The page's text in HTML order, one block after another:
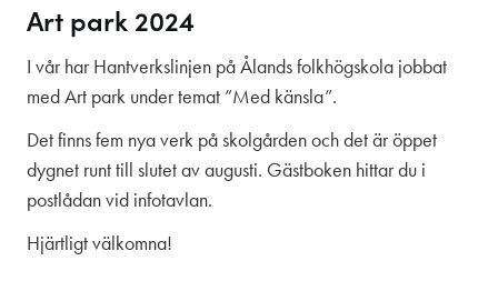
Art park 2024
I vår har Hantverkslinjen på Ålands folkhögskola jobbat
med Art park under temat ”Med känsla”.
Det finns fem nya verk på skolgården och det är öppet
dygnet runt till slutet av augusti. Gästboken hittar du i
postlådan vid infotavlan.
Hjärtligt välkomna!